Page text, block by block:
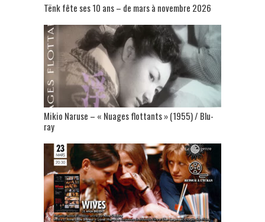
Tënk fête ses 10 ans – de mars à novembre 2026
Mikio Naruse – « Nuages flottants » (1955) / Blu-
ray